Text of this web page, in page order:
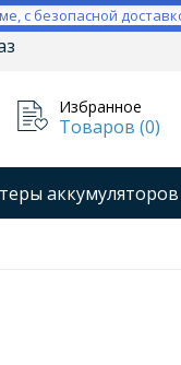
с безопасной
Избранное
Товаров (0)
аккумуляторов